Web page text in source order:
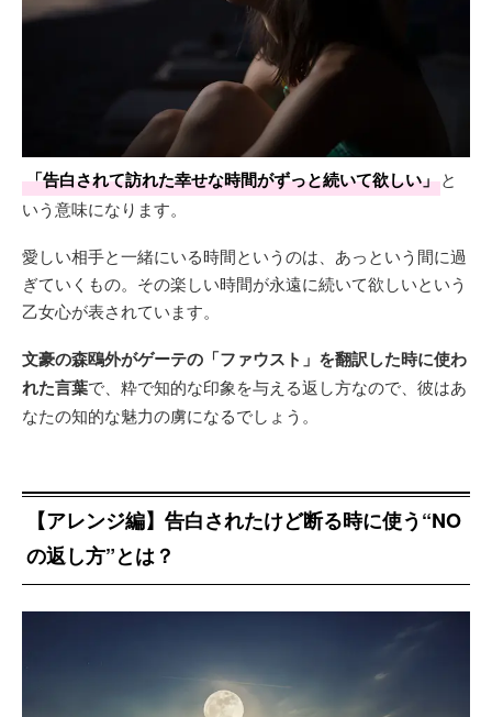
「告白されて訪れた幸せな時間がずっと続いて欲しい」と
いう意味になります。
愛しい相手と一緒にいる時間というのは、あっという間に過
ぎていくもの。その楽しい時間が永遠に続いて欲しいという
乙女心が表されています。
文豪の森鴎外がゲーテの「ファウスト」を翻訳した時に使わ
れた言葉で、粋で知的な印象を与える返し方なので、彼はあ
なたの知的な魅力の虜になるでしょう。
【アレンジ編】告白されたけど断る時に使う“NO
の返し方”とは？